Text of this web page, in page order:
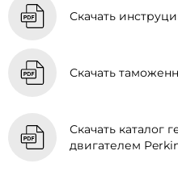
Скачать
Скачать
Скачать каталог
двигателем